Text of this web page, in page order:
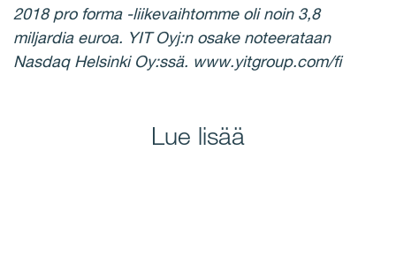
2018 pro forma -liikevaihtomme oli noin 3,8
miljardia euroa. YIT Oyj:n osake noteerataan
Nasdaq Helsinki Oy:ssä. www.yitgroup.com/fi
Lue lisää